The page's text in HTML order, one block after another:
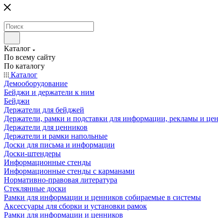
Каталог
По всему сайту
По каталогу
Каталог
Демооборудование
Бейджи и держатели к ним
Бейджи
Держатели для бейджей
Держатели, рамки и подставки для информации, рекламы и
Держатели для ценников
Держатели и рамки напольные
Доски для письма и информации
Доски-штендеры
Информационные стенды
Информационные стенды с карманами
Нормативно-правовая литература
Стеклянные доски
Рамки для информации и ценников собираемые в системы
Аксессуары для сборки и установки рамок
Рамки для информации и ценников